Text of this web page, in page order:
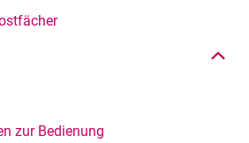
zur Bedienung